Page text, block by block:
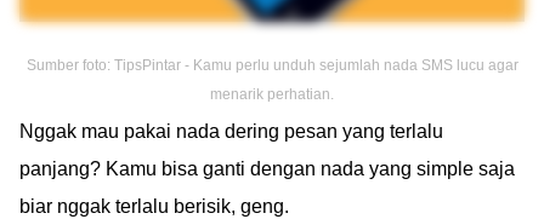
Sumber foto: TipsPintar - Kamu perlu unduh sejumlah nada SMS lucu agar
menarik perhatian.
Nggak mau pakai nada dering pesan yang terlalu
panjang? Kamu bisa ganti dengan nada yang simple saja
biar nggak terlalu berisik, geng.